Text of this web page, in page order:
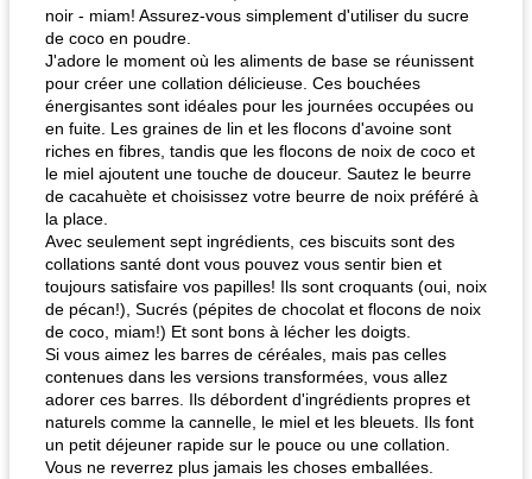
noir - miam! Assurez-vous simplement d'utiliser du sucre
de coco en poudre.
J'adore le moment où les aliments de base se réunissent
pour créer une collation délicieuse. Ces bouchées
énergisantes sont idéales pour les journées occupées ou
en fuite. Les graines de lin et les flocons d'avoine sont
riches en fibres, tandis que les flocons de noix de coco et
le miel ajoutent une touche de douceur. Sautez le beurre
de cacahuète et choisissez votre beurre de noix préféré à
la place.
Avec seulement sept ingrédients, ces biscuits sont des
collations santé dont vous pouvez vous sentir bien et
toujours satisfaire vos papilles! Ils sont croquants (oui, noix
de pécan!), Sucrés (pépites de chocolat et flocons de noix
de coco, miam!) Et sont bons à lécher les doigts.
Si vous aimez les barres de céréales, mais pas celles
contenues dans les versions transformées, vous allez
adorer ces barres. Ils débordent d'ingrédients propres et
naturels comme la cannelle, le miel et les bleuets. Ils font
un petit déjeuner rapide sur le pouce ou une collation.
Vous ne reverrez plus jamais les choses emballées.